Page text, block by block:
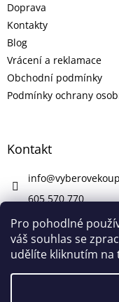
Pro pohodlné
váš souhlas se
udělíte kliknutím na
Doprava
Kontakty
Blog
Vrácení a reklamace
Obchodní podmínky
Podmínky ochrany
Kontakt
info@
605 570 770
https://